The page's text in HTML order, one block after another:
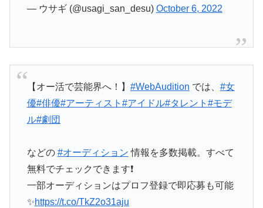
— ウサギ (@usagi_san_desu) October 6, 2022
【オー活で芸能界へ！】 #WebAudition では、 #女
優#俳優#アーティスト #アイドル#タレント #モデ
ル#劇団
などの #オーディション 情報を多数掲載。すべて
無料でチェックできます❗
一部オーディションはプロフ登録で即応募も可能
✨https://t.co/TkZ2o31aju